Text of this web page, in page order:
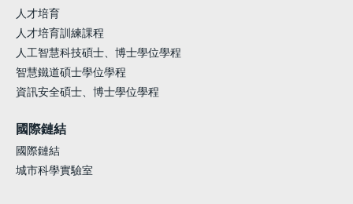
人才培育
人才培育訓練課程
人工智慧科技碩士、博士學位學程
智慧鐵道碩士學位學程
資訊安全碩士、博士學位學程
國際鏈結
國際鏈結
城市科學實驗室